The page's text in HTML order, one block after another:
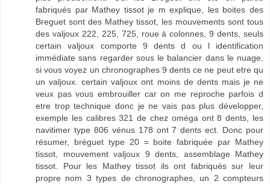
fabriqués par Mathey tissot je m explique, les boites des
Breguet sont des Mathey tissot, les mouvements sont tous
des valjoux 222, 225, 725, roue à colonnes, 9 dents, seuls
certain valjoux comporte 9 dents d ou l identification
immédiate sans regarder sous le balancier dans le nuage,
si vous voyez un chronographes 9 dents ce ne peut etre qu
un valjoux. certain valjoux ont moins de dents mais je ne
veux pas vous embrouiller car on me reproche parfois d
etre trop technique donc je ne vais pas plus développer,
exemple les calibres 321 de chez oméga ont 8 dents, les
navitimer type 806 vénus 178 ont 7 dents ect. Donc pour
résumer, bréguet type 20 = boite fabriquée par Mathey
tissot, mouvement valjoux 9 dents, assemblage Mathey
tissot. Pour les Mathey tissot ils ont fabriqués sur leur
propre nom 3 types de chronographes, un 2 compteurs